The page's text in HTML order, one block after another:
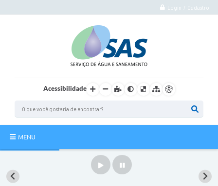
Login / Cadastro
Acessibilidade
MENU
Atuação